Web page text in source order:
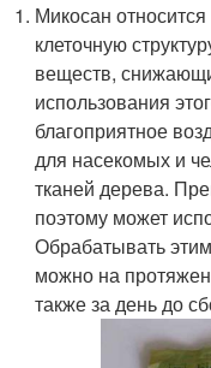
Микосан
клеточную
веществ,
использования
благоприятное
для насекомых и
тканей дерева.
поэтому может
Обрабатывать
можно на
также за день до